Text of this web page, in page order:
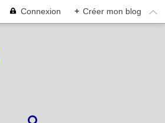
Connexion + Créer mon blog